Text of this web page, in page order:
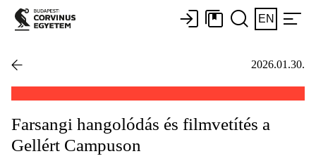
EN
2026.01.30.
Farsangi hangolódás és filmvetítés a
Gellért Campuson